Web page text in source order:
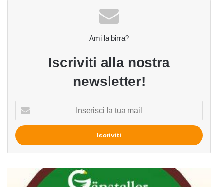
Ami la birra?
Iscriviti alla nostra
newsletter!
tua
mail
Traditionell